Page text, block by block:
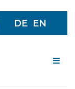
DE EN